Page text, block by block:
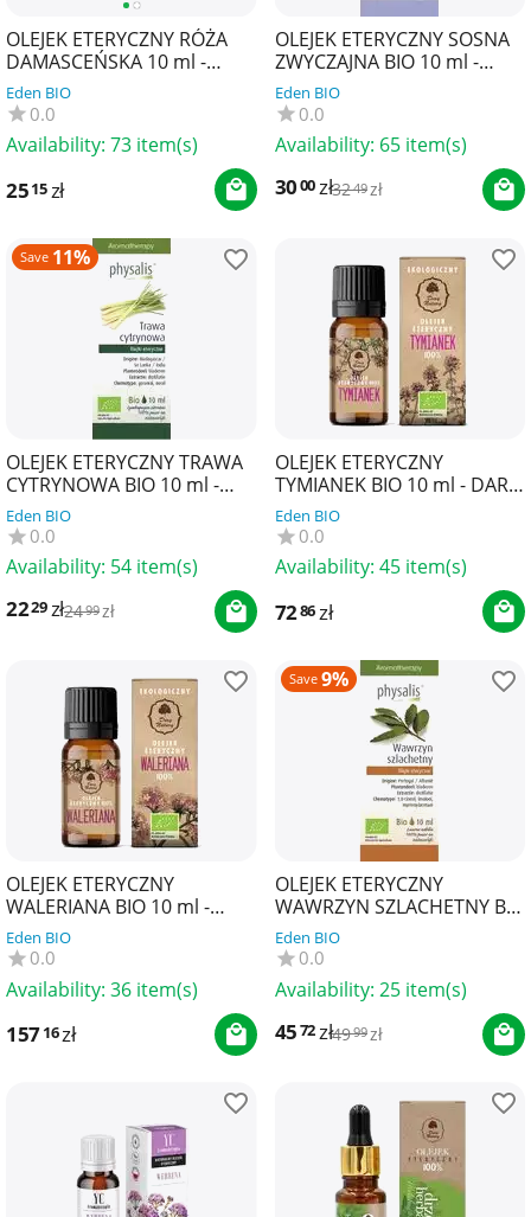
OLEJEK ETERYCZNY RÓŻA
DAMASCEŃSKA 10 ml -
YOUR CANDLE
Eden BIO
0.0
Availability: 73 item(s)
2515zł
OLEJEK ETERYCZNY SOSNA
ZWYCZAJNA BIO 10 ml -
PHYSALIS
Eden BIO
0.0
Availability: 65 item(s)
3000zł3249zł
Save 11%
OLEJEK ETERYCZNY TRAWA
CYTRYNOWA BIO 10 ml -
PHYSALIS
Eden BIO
0.0
Availability: 54 item(s)
2229zł2499zł
OLEJEK ETERYCZNY
TYMIANEK BIO 10 ml - DARY
NATURY
Eden BIO
0.0
Availability: 45 item(s)
7286zł
OLEJEK ETERYCZNY
WALERIANA BIO 10 ml -
DARY NATURY
Eden BIO
0.0
Availability: 36 item(s)
15716zł
Save 9%
OLEJEK ETERYCZNY
WAWRZYN SZLACHETNY BIO
10 ml - PHYSALIS
Eden BIO
0.0
Availability: 25 item(s)
4572zł4999 zł